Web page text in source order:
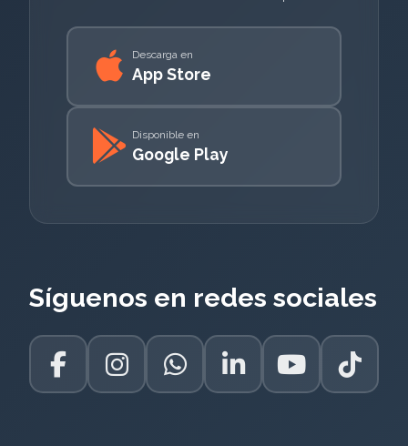
Descarga en
App Store
Disponible en
Google Play
Síguenos en redes sociales